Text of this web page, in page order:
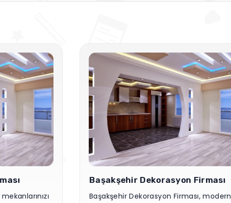
Başakşehir Dekorasyon Firması
Başakşehir Dekorasyon Firması, modern